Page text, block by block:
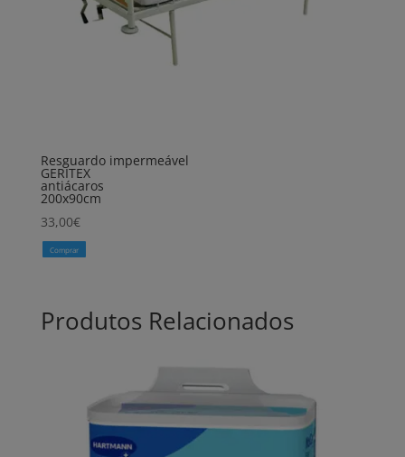
Resguardo impermeável
GERITEX
antiácaros
200x90cm
33,00€
Comprar
Produtos Relacionados